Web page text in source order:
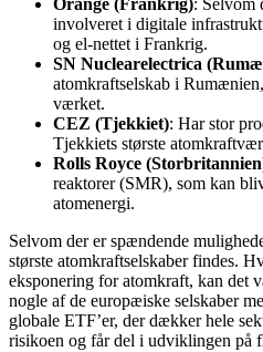
Orange (Frankrig): Selvom
involveret i digitale
og el-nettet i Frankrig.
SN Nuclearelectrica
atomkraftselskab i
værket.
CEZ (Tjekkiet): Har stor
Tjekkiets største
Rolls Royce
reaktorer (SMR), som kan
atomenergi.
Selvom der er spændende
største atomkraftselskaber findes.
eksponering for atomkraft, kan det
nogle af de europæiske selskaber
globale ETF’er, der dækker hele
risikoen og får del i udviklingen på